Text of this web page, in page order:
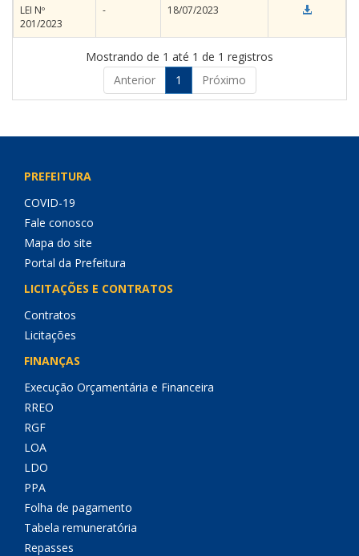
LEI Nº
201/2023
- 18/07/2023
Mostrando de 1 até 1 de 1 registros
Anterior
1 Próximo
PREFEITURA
COVID-19
Fale conosco
Mapa do site
Portal da Prefeitura
LICITAÇÕES E CONTRATOS
Contratos
Licitações
FINANÇAS
Execução Orçamentária e Financeira
RREO
RGF
LOA
LDO
PPA
Folha de pagamento
Tabela remuneratória
Repasses